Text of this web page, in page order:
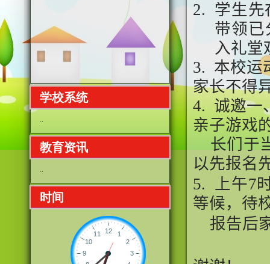
2. 学生先
带领
入礼堂
3. 本校运
家长不得
4. 诚邀一
亲子游戏
长们于
以先报名
5. 上午7
等候，待
报告后
学校系统
..
教育资讯
..
时间